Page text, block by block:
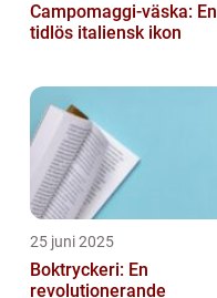
Campomaggi-väska: En
tidlös italiensk ikon
25 juni 2025
Boktryckeri: En
revolutionerande